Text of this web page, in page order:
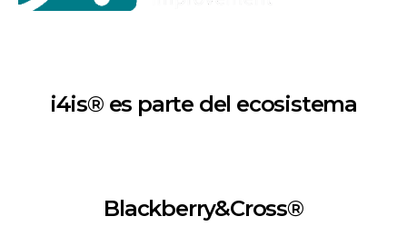
i4is® es parte del ecosistema
Blackberry&Cross®